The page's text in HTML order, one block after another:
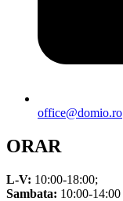
office@domio.ro
ORAR
L-V: 10:00-18:00;
Sambata: 10:00-14:00